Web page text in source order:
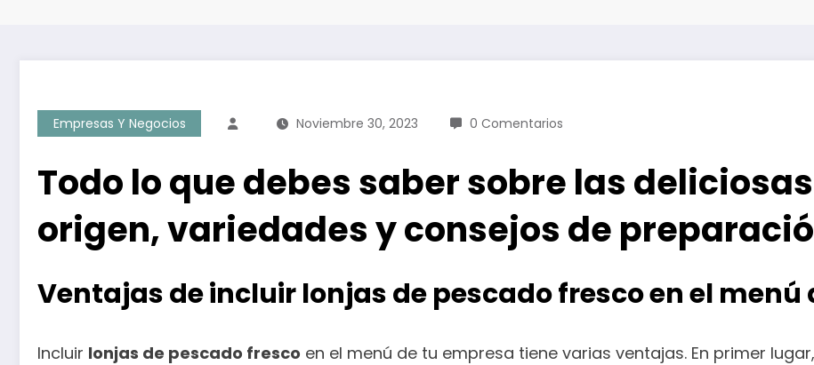
Empresas Y Negocios Noviembre 30, 2023 0 Comentarios
Todo lo que debes saber sobre las
origen, variedades y consejos de
Ventajas de incluir lonjas de pescado fresco en el menú
Incluir lonjas de pescado fresco en el menú de tu empresa tiene varias ventajas. En primer